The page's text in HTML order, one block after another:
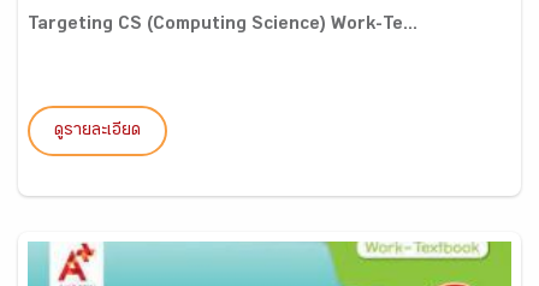
Targeting CS (Computing Science) Work-Te...
ดูรายละเอียด